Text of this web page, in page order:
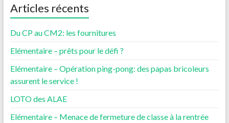
Articles récents
Du CP au CM2: les fournitures
Elémentaire – prêts pour le défi ?
Elémentaire – Opération ping-pong: des papas bricoleurs
assurent le service !
LOTO des ALAE
Elémentaire – Menace de fermeture de classe à la rentrée